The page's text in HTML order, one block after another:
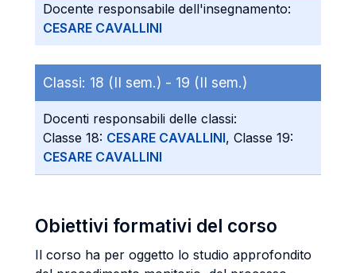
Docente responsabile dell'insegnamento:
CESARE CAVALLINI
Classi: 18 (II sem.) - 19 (II sem.)
Docenti responsabili delle classi:
Classe 18: CESARE CAVALLINI, Classe 19:
CESARE CAVALLINI
Obiettivi formativi del corso
Il corso ha per oggetto lo studio approfondito